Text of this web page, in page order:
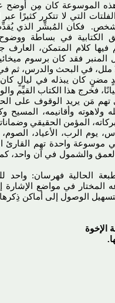
هذه الموسوعة كان مِن أوضح
التي لا تتكرر كثيرًا
فكان المُبشِّر الذي يُقدِّم
الكتابية في بساطة
فيها كلام المتمكن، العارف
المنبر فقد كان برسوم
ملل، في البحث والدرس، ثم في
مضنٍ كان يبذله في ليالٍ
فخرج هذا الكتاب القيِّم
مَن يريد الوقوف على
وأقانيمه، المسيح
المؤمن الحقيقي
يوم الرب، الأعياد،
موسوعة واحدة تهم القارئ
والشمول في آن واحد، كما
الحالية فهرسان:
المختار في مواضع
لتسهيل الوصول إلى أماكن
الإخوة